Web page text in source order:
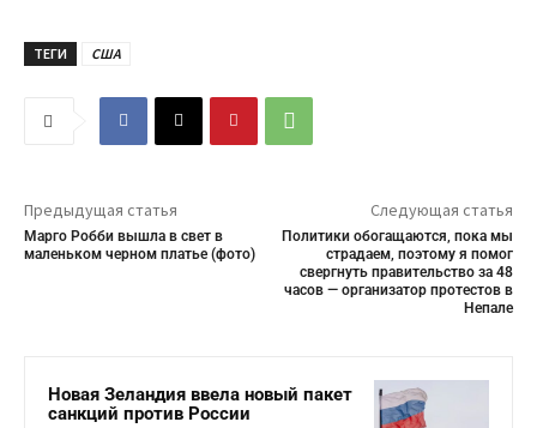
ТЕГИ США
Предыдущая статья
Марго Робби вышла в свет в
маленьком черном платье (фото)
Следующая статья
Политики обогащаются, пока мы
страдаем, поэтому я помог
свергнуть правительство за 48
часов — организатор протестов в
Непале
Новая Зеландия ввела новый пакет
санкций против России